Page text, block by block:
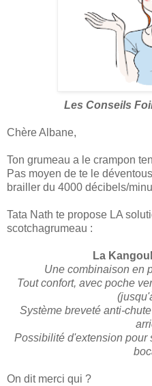
Les Conseils
Chère Albane,
Ton grumeau a le crampon
Pas moyen de te le
brailler du 4000 décibels/
Tata Nath te propose LA
scotchagrumeau :
La
Une combinaison en
Tout confort, avec poche
Système breveté anti-
Possibilité d'extension pour
On dit merci qui ?